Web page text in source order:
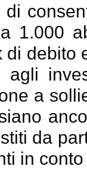
di
1.000
di debito
agli
a
da
in